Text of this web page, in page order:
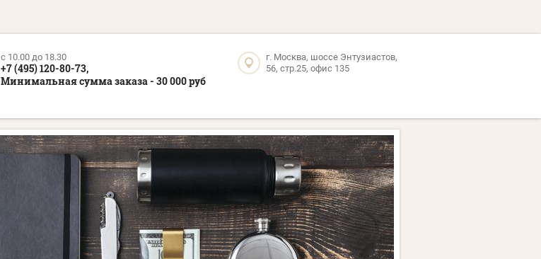
c 10.00 до 18.30
+7 (495) 120-80-73,
Минимальная сумма заказа - 30 000 руб
г. Москва, шоссе Энтузиастов,
56, стр.25, офис 135